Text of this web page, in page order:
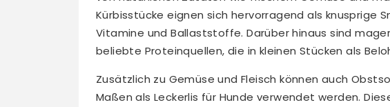
Kürbisstücke eignen sich hervorragend als knusprige
Vitamine und Ballaststoffe. Darüber hinaus sind
beliebte Proteinquellen, die in kleinen Stücken als
Zusätzlich zu Gemüse und Fleisch können auch
Maßen als Leckerlis für Hunde verwendet werden.